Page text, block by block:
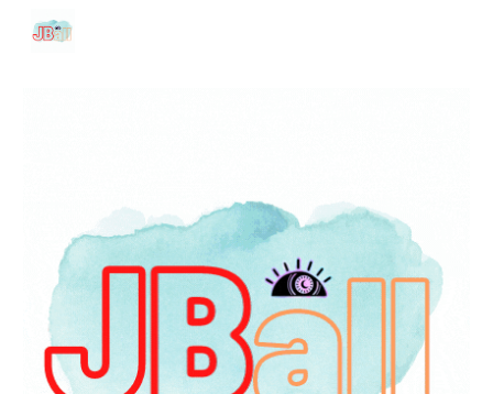
Skip to main content